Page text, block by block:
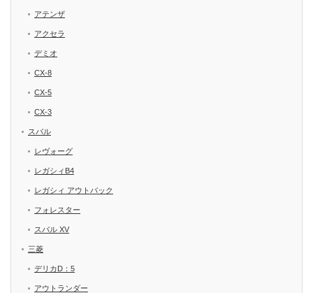
アテンザ
アクセラ
デミオ
CX-8
CX-5
CX-3
スバル
レヴォーグ
レガシィB4
レガシィ アウトバック
フォレスター
スバル XV
三菱
デリカD：5
アウトランダー